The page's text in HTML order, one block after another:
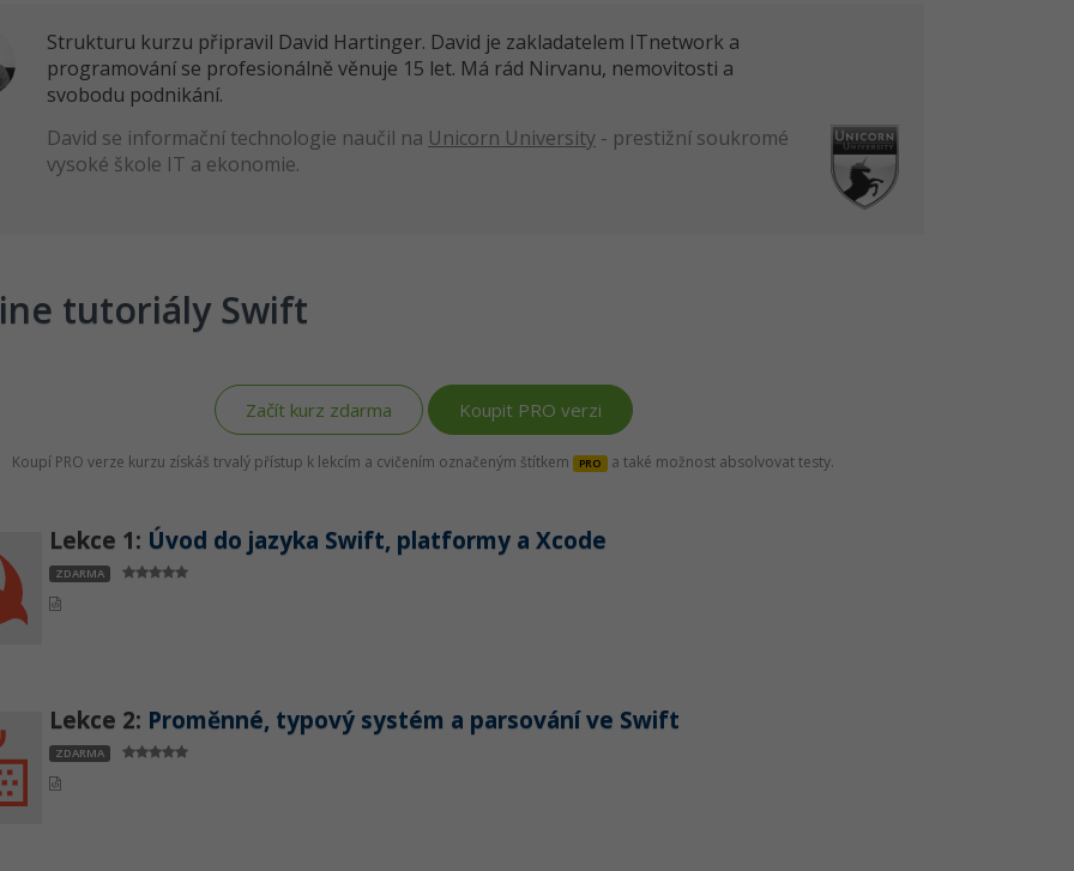
Strukturu kurzu připravil David Hartinger. David je zakladatelem ITnetwork a
programování se profesionálně věnuje 15 let. Má rád Nirvanu, nemovitosti a
svobodu podnikání.
David se informační technologie naučil na Unicorn University- prestižní soukromé
vysoké škole IT a ekonomie.
tutoriály Swift
Začít kurz zdarma Koupit PRO verzi
Koupí PRO verze kurzu získáš trvalý přístup k lekcím a cvičením označeným štítkem PRO a také možnost absolvovat testy.
Lekce 1: Úvod do jazyka Swift, platformy a Xcode
ZDARMA
Lekce 2: Proměnné, typový systém a parsování ve Swift
ZDARMA